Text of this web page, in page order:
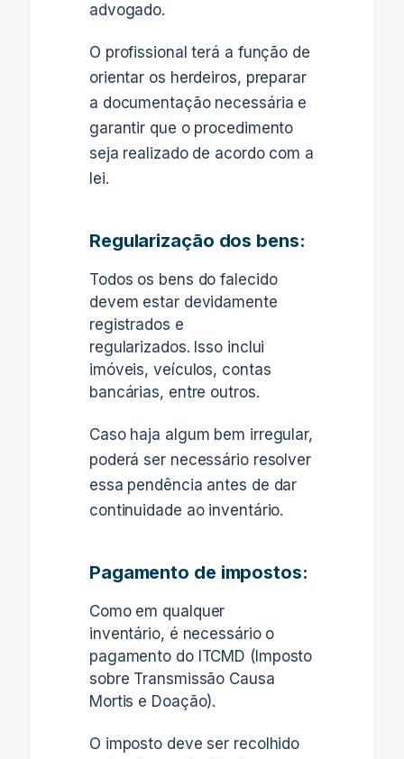
advogado.
O profissional terá a função de
orientar os herdeiros, preparar
a documentação necessária e
garantir que o procedimento
seja realizado de acordo com a
lei.
Regularização dos bens:
Todos os bens do falecido
devem estar devidamente
registrados e
regularizados. Isso inclui
imóveis, veículos, contas
bancárias, entre outros.
Caso haja algum bem irregular,
poderá ser necessário resolver
essa pendência antes de dar
continuidade ao inventário.
Pagamento de impostos:
Como em qualquer
inventário, é necessário o
pagamento do ITCMD (Imposto
sobre Transmissão Causa
Mortis e Doação).
O imposto deve ser recolhido